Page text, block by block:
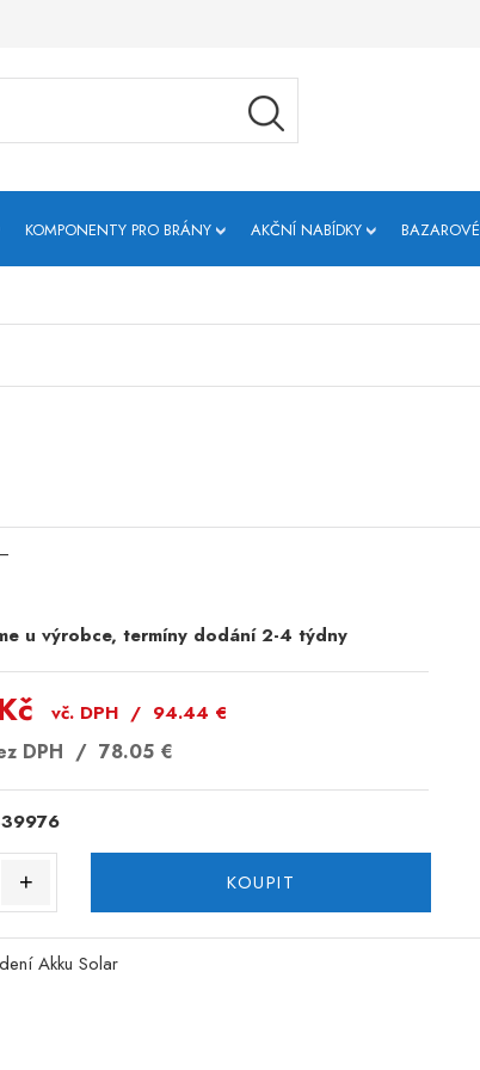
KOMPONENTY PRO BRÁNY AKČNÍ NABÍDKY
u výrobce, termíny dodání 2-4 týdny
vč. DPH / 94.44 €
DPH / 78.05 €
+ KOUPIT
Akku Solar